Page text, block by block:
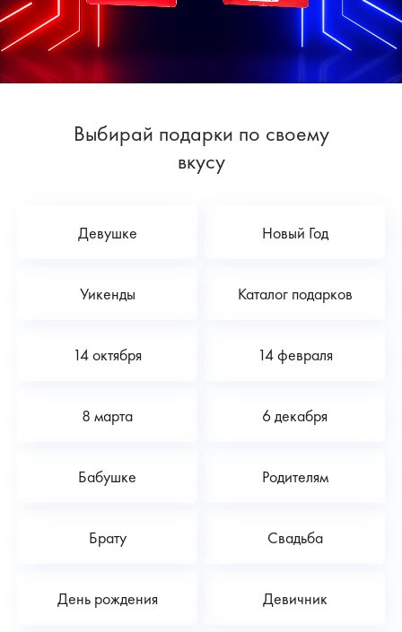
Выбирай подарки по своему
вкусу
Девушке Новый Год
Уикенды Каталог подарков
14 октября 14 февраля
8 марта 6 декабря
Бабушке Родителям
Брату Свадьба
День рождения Девичник